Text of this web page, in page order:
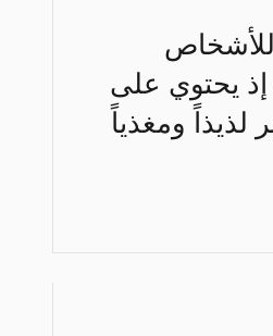
إذ يحتوي على
لذيذاً ومغذياً